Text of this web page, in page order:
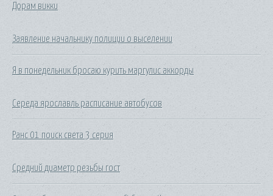
Дорам викки
Заявление начальнику полиции о выселении
Я в понедельник бросаю курить маргулис аккорды
Середа ярославль расписание автобусов
Ранс 01 поиск света 3 серия
Средний диаметр резьбы гост